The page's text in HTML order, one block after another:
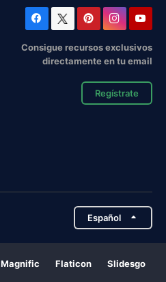
Consigue recursos exclusivos
directamente en tu email
Regístrate
Español
Magnific Flaticon Slidesgo